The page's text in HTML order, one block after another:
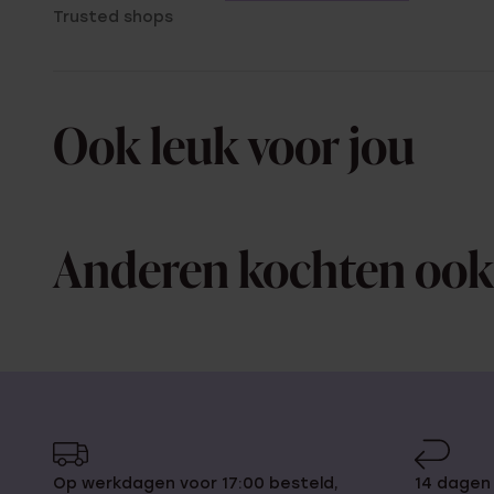
Trusted shops
Ook leuk voor jou
Anderen kochten ook
Op werkdagen voor 17:00 besteld,
14